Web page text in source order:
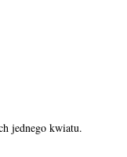
jednego kwiatu.